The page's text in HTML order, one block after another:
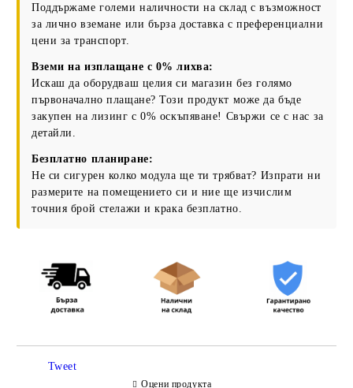
Съгласен съм сПолитиката за лични данни
Ние ще се свържем с вас в рамките на работния ден.
Поддържаме големи наличности на склад с възможност
за лично вземане или бърза доставка с преференциални
цени за транспорт.
Вземи на изплащане с 0% лихва:
Искаш да оборудваш целия си магазин без голямо
първоначално плащане? Този продукт може да бъде
закупен на лизинг с 0% оскъпяване! Свържи се с нас за
детайли.
Безплатно планиране:
Не си сигурен колко модула ще ти трябват? Изпрати ни
размерите на помещението си и ние ще изчислим
точния брой стелажи и крака безплатно.
Tweet
Оцени продукта